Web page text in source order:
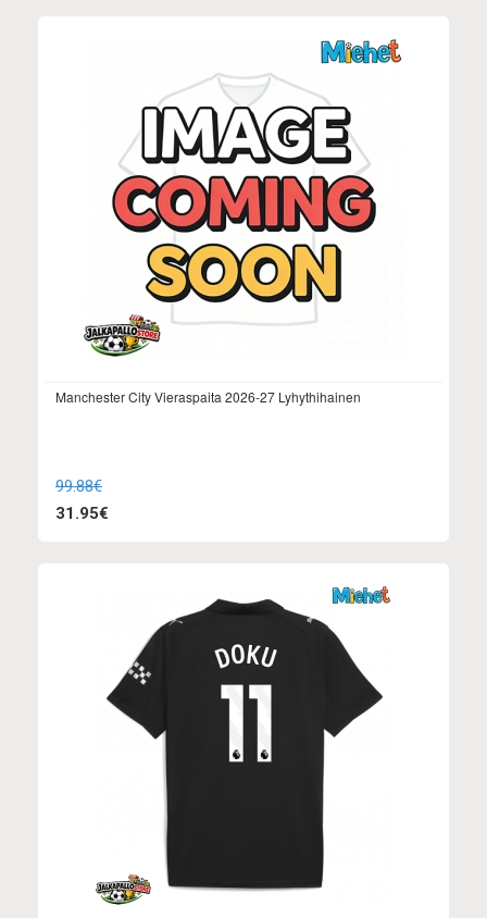
Manchester City Vieraspaita 2026-27 Lyhythihainen
99.88€
31.95€